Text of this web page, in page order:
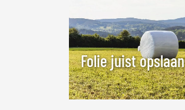
Folie juist opslaan